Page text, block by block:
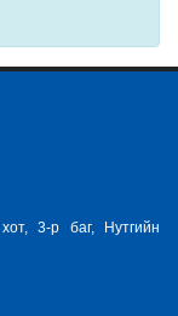
3-р баг, Нутгийн